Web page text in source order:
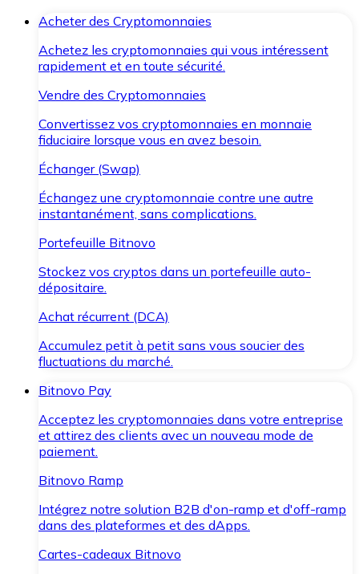
Acheter des Cryptomonnaies
Achetez les cryptomonnaies qui vous intéressent
rapidement et en toute sécurité.
Vendre des Cryptomonnaies
Convertissez vos cryptomonnaies en monnaie
fiduciaire lorsque vous en avez besoin.
Échanger (Swap)
Échangez une cryptomonnaie contre une autre
instantanément, sans complications.
Portefeuille Bitnovo
Stockez vos cryptos dans un portefeuille auto-
dépositaire.
Achat récurrent (DCA)
Accumulez petit à petit sans vous soucier des
fluctuations du marché.
Bitnovo Pay
Acceptez les cryptomonnaies dans votre entreprise
et attirez des clients avec un nouveau mode de
paiement.
Bitnovo Ramp
Intégrez notre solution B2B d'on-ramp et d'off-ramp
dans des plateformes et des dApps.
Cartes-cadeaux Bitnovo